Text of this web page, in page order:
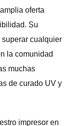
oferta
Su
cualquier
la comunidad
muchas
de curado UV y
impresor en